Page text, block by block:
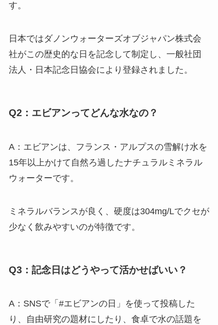
す。
日本ではダノンウォーターズオブジャパン株式会
社がこの歴史的な日を記念して制定し、一般社団
法人・日本記念日協会により登録されました。
Q2：エビアンってどんな水なの？
A：エビアンは、フランス・アルプスの雪解け水を
15年以上かけて自然ろ過したナチュラルミネラル
ウォーターです。
ミネラルバランスが良く、硬度は304mg/Lでクセが
少なく飲みやすいのが特徴です。
Q3：記念日はどうやって活かせばいい？
A：SNSで「#エビアンの日」を使って投稿した
り、自由研究の題材にしたり、食卓で水の話題を